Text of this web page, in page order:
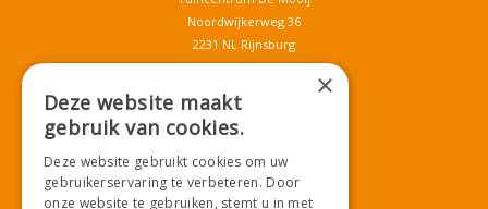
Noordwijkerweg 36
2231 NL Rijnsburg
T.071-4080959
info@tuincentrumdemooij.nl
Download onze App!
×
Deze website maakt
gebruik van cookies.
Deze website gebruikt cookies om uw
gebruikerservaring te verbeteren. Door
onze website te gebruiken, stemt u in met